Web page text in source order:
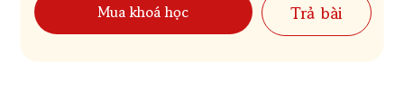
Mua khoá học Trả bài